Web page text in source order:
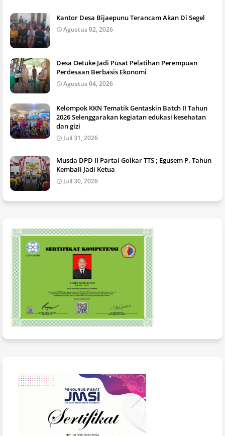
Kantor Desa Bijaepunu Terancam Akan Di Segel
Agustus 02, 2026
Desa Oetuke Jadi Pusat Pelatihan Perempuan
Perdesaan Berbasis Ekonomi
Agustus 04, 2026
Kelompok KKN Tematik Gentaskin Batch II Tahun
2026 Selenggarakan kegiatan edukasi kesehatan
dan gizi
Juli 31, 2026
Musda DPD II Partai Golkar TTS ; Egusem P. Tahun
Kembali Jadi Ketua
Juli 30, 2026